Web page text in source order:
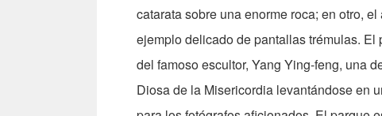
catarata sobre una enorme roca; en otro,
ejemplo delicado de pantallas trémulas.
del famoso escultor, Yang Ying-feng, una
Diosa de la Misericordia levantándose en